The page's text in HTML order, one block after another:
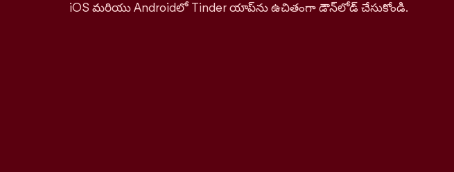
iOS మరియు Androidలో Tinder యాప్‌ను ఉచితంగా డౌన్‌లోడ్ చేసుకోండి.